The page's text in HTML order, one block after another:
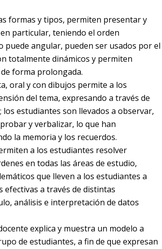
formas y tipos, permiten presentar y
particular, teniendo el orden
puede angular, pueden ser usados por el
totalmente dinámicos y permiten
forma prolongada.
oral y con dibujos permite a los
del tema, expresando a través de
los estudiantes son llevados a observar,
y verbalizar, lo que han
la memoria y los recuerdos.
a los estudiantes resolver
en todas las áreas de estudio,
que lleven a los estudiantes a
a través de distintas
análisis e interpretación de datos
explica y muestra un modelo a
de estudiantes, a fin de que expresan